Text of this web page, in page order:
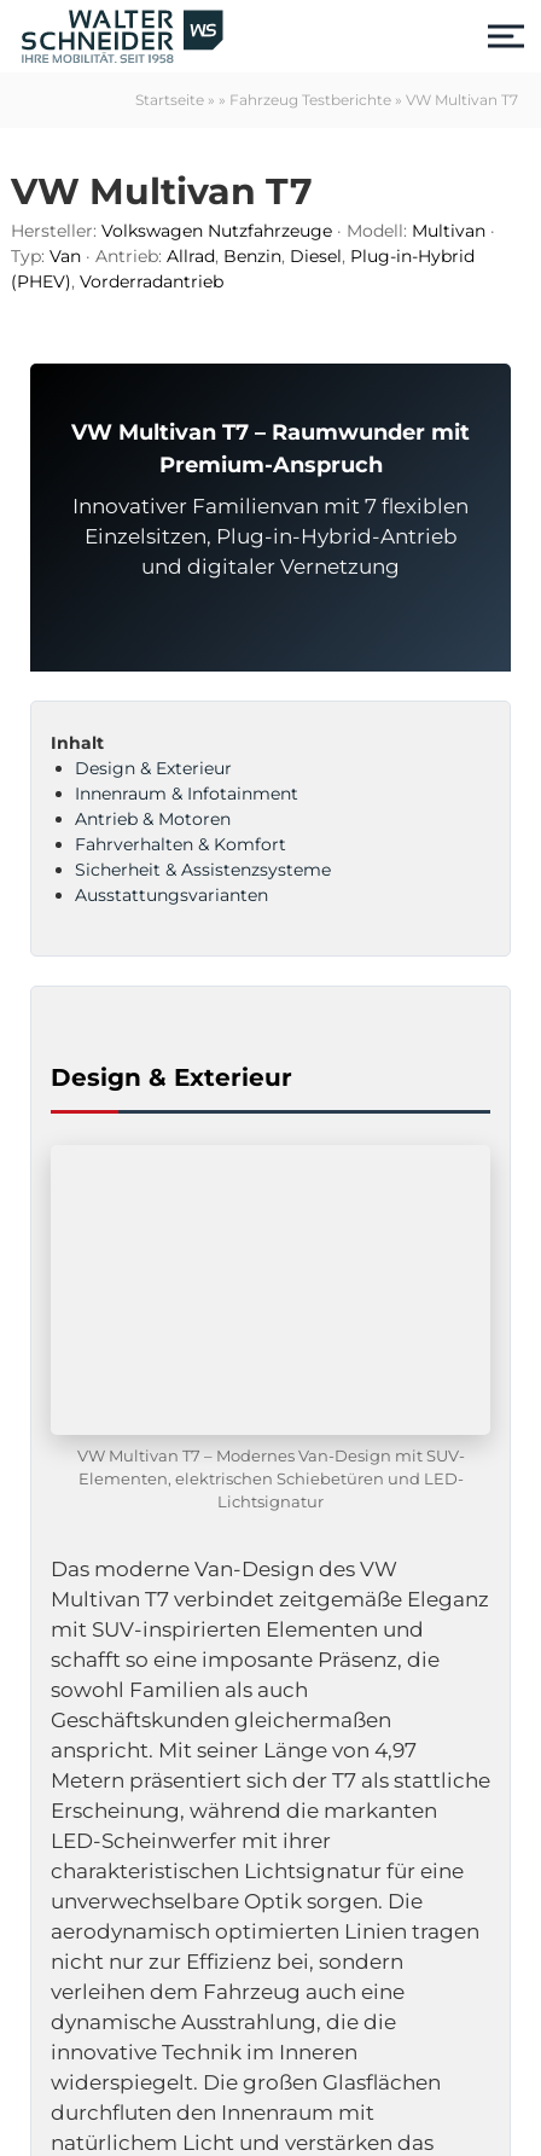
Startseite » » Fahrzeug Testberichte »VW Multivan T7
VW Multivan T7
Hersteller: Volkswagen Nutzfahrzeuge · Modell: Multivan ·
Typ: Van · Antrieb: Allrad, Benzin, Diesel, Plug-in-Hybrid
(PHEV), Vorderradantrieb
VW Multivan T7 – Raumwunder mit
Premium-Anspruch
Innovativer Familienvan mit 7 flexiblen
Einzelsitzen, Plug-in-Hybrid-Antrieb
und digitaler Vernetzung
Inhalt
Design & Exterieur
Innenraum & Infotainment
Antrieb & Motoren
Fahrverhalten & Komfort
Sicherheit & Assistenzsysteme
Ausstattungsvarianten
Design & Exterieur
VW Multivan T7 – Modernes Van-Design mit SUV-
Elementen, elektrischen Schiebetüren und LED-
Lichtsignatur
Das moderne Van-Design des VW
Multivan T7 verbindet zeitgemäße Eleganz
mit SUV-inspirierten Elementen und
schafft so eine imposante Präsenz, die
sowohl Familien als auch
Geschäftskunden gleichermaßen
anspricht. Mit seiner Länge von 4,97
Metern präsentiert sich der T7 als stattliche
Erscheinung, während die markanten
LED-Scheinwerfer mit ihrer
charakteristischen Lichtsignatur für eine
unverwechselbare Optik sorgen. Die
aerodynamisch optimierten Linien tragen
nicht nur zur Effizienz bei, sondern
verleihen dem Fahrzeug auch eine
dynamische Ausstrahlung, die die
innovative Technik im Inneren
widerspiegelt. Die großen Glasflächen
durchfluten den Innenraum mit
natürlichem Licht und verstärken das